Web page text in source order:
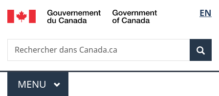
Passer
au
principal
Passer
à
Au
du
Passer
à
version
simplifiée
de
la
EN
Recherche
Rechercher
dans
Menu
MENU PRINCIPAL